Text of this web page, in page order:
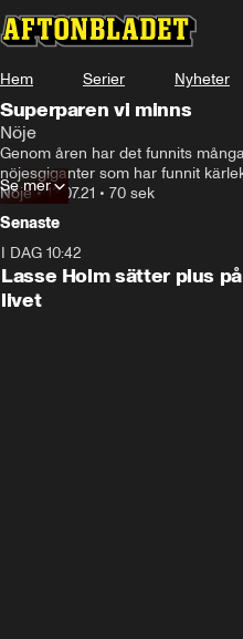
Hem Serier Nyheter
Superparen vi minns
Nöje
Genom åren har det funnits
nöjesgiganter som har funnit
sammanställning på några vi minns
Nöje•13.07.21 • 70 sek
Se mer
Senaste
I DAG 10:42
Lasse Holm sätter plus på
livet